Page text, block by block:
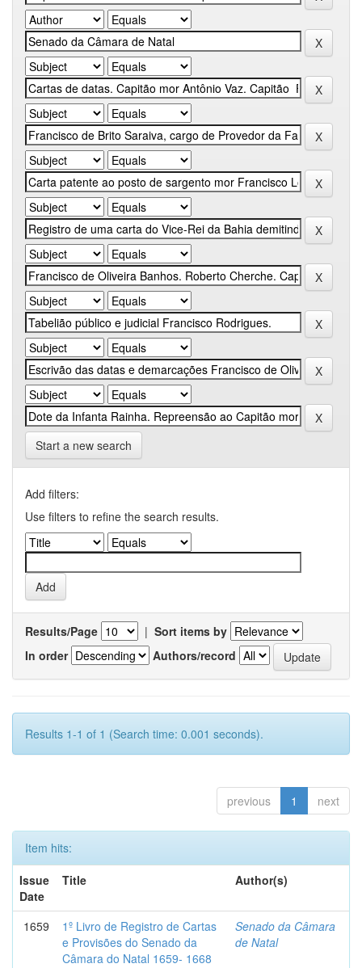
Start a new search
Add filters:
Use filters to refine the search results.
Results/Page | Sort items by
In order
Authors/record
Results 1-1 of 1 (Search time: 0.001 seconds).
previous 1 next
Item hits:
Issue
Date
Title Author(s)
1659
1º Livro de Registro de Cartas
e Provisões do Senado da
Câmara do Natal 1659- 1668
Senado da Câmara
de Natal